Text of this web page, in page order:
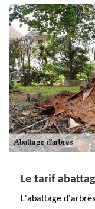
Le tarif
L'abattage